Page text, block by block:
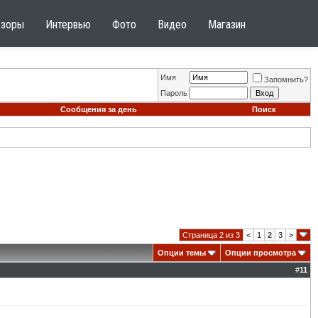
Интервью Фото Видео Магазин
Имя
Запомнить?
Пароль
Сообщения за день
Поиск
Страница 2 из 3 < 1 2 3 >
Опции темы
Опции просмотра
#11